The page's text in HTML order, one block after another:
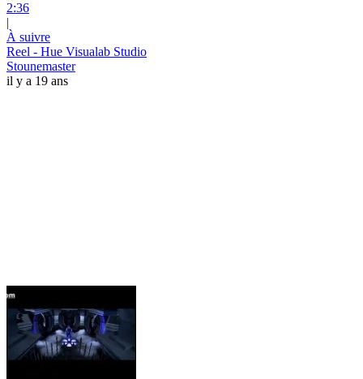
2:36
|
À suivre
Reel - Hue Visualab Studio
Stounemaster
il y a 19 ans